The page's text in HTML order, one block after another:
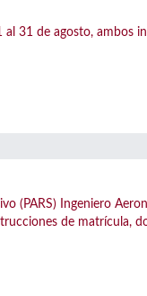
al 31 de agosto, ambos
(PARS) Ingeniero
de matrícula,